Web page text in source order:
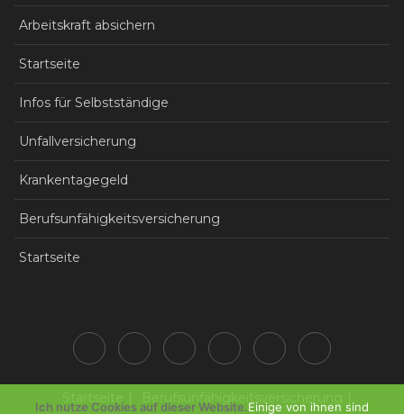
Arbeitskraft absichern
Startseite
Infos für Selbstständige
Unfallversicherung
Krankentagegeld
Berufsunfähigkeitsversicherung
Startseite
Ich nutze Cookies auf dieser Website.Einige von ihnen sind